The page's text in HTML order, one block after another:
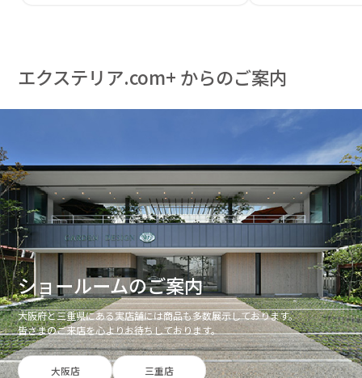
エクステリア.com+ からのご案内
ショールームのご案内
大阪府と三重県にある実店舗には商品も多数展示しております。
皆さまのご来店を心よりお待ちしております。
大阪店 三重店